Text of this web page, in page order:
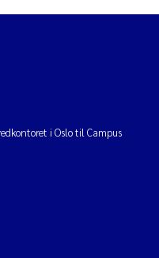
i Oslo til Campus